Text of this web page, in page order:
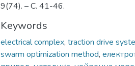
9(74). – С. 41-46.
Keywords
electrical complex, traction drive
swarm optimization method,